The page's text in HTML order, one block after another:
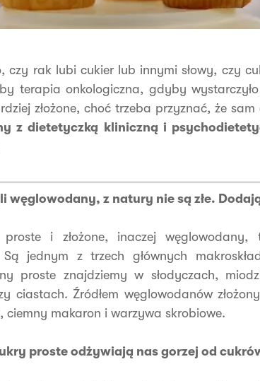
czy rak lubi cukier lub innymi słowy, czy
terapia onkologiczna, gdyby
złożone, choć trzeba przyznać, że
z dietetyczką kliniczną i
węglowodany, z natury nie są złe.
i złożone, inaczej węglowodany,
jednym z trzech głównych
proste znajdziemy w słodyczach,
ciastach. Źródłem węglowodanów
ciemny makaron i warzywa skrobiowe.
proste odżywiają nas gorzej od